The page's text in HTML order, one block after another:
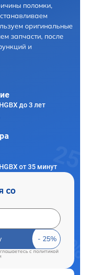
поломки,
оригинальные
запчасти, после
и
до 3 лет
от 35 минут
со
cполитикой